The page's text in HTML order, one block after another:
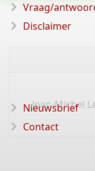
Jean-Michel
Vraag/
Disclaimer
Nieuwsbrief
Contact